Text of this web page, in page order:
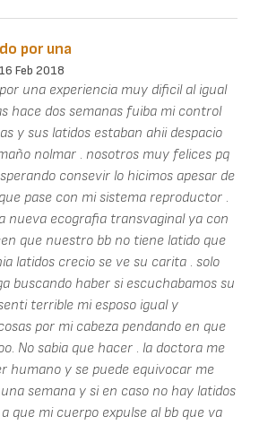
por una
16 Feb 2018
una experiencia muy dificil al igual
hace dos semanas fuiba mi control
y sus latidos estaban ahii despacio
nolmar . nosotros muy felices pq
consevir lo hicimos apesar de
pase con mi sistema reproductor .
nueva ecografia transvaginal ya con
que nuestro bb no tiene latido que
latidos crecio se ve su carita . solo
buscando haber si escuchabamos su
terrible mi esposo igual y
por mi cabeza pendando en que
No sabia que hacer . la doctora me
humano y se puede equivocar me
semana y si en caso no hay latidos
que mi cuerpo expulse al bb que va